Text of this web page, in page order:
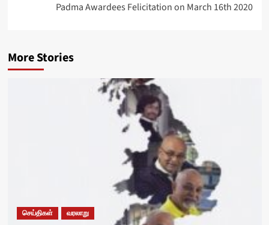
Padma Awardees Felicitation on March 16th 2020
More Stories
செய்திகள் வரலாறு